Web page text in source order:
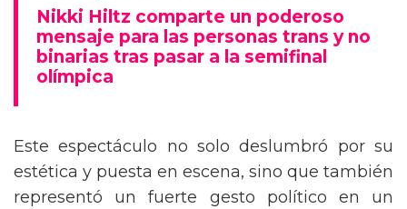
Nikki Hiltz comparte un poderoso
mensaje para las personas trans y no
binarias tras pasar a la semifinal
olímpica
Este espectáculo no solo deslumbró por su
estética y puesta en escena, sino que también
representó un fuerte gesto político en un